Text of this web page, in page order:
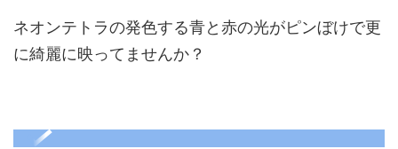
ネオンテトラの発色する青と赤の光がピンぼけで更
に綺麗に映ってませんか？